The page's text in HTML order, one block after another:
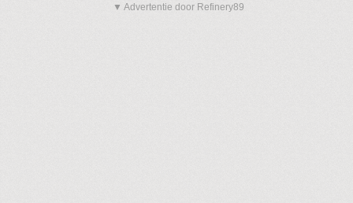
▼ Advertentie door Refinery89